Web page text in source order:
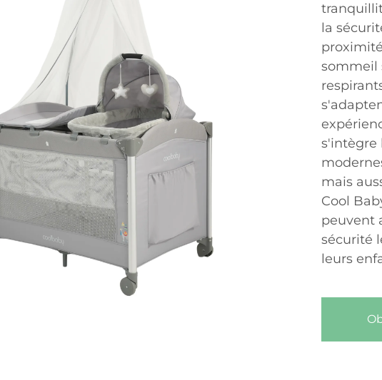
la
sommeil
s'intègre
mais
Cool
peuvent
sécurité
leurs